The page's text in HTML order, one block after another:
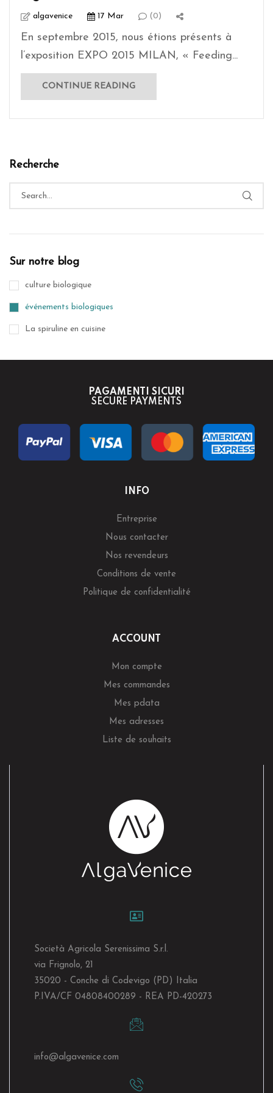
algavenice 17 Mar (0)
En septembre 2015, nous étions présents à
l’exposition EXPO 2015 MILAN, « Feeding...
CONTINUE READING
Recherche
Sur notre blog
culture biologique
événements biologiques
La spiruline en cuisine
PAGAMENTI SICURI
SECURE PAYMENTS
INFO
Entreprise
Nous contacter
Nos revendeurs
Conditions de vente
Politique de confidentialité
ACCOUNT
Mon compte
Mes commandes
Mes pdata
Mes adresses
Liste de souhaits
Società Agricola Serenissima S.r.l.
via Frignolo, 21
35020 - Conche di Codevigo (PD) Italia
P.IVA/CF 04808400289 - REA PD-420273
info@algavenice.com